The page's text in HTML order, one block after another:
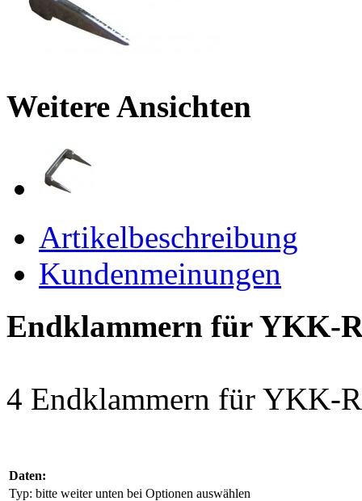
Weitere Ansichten
Artikelbeschreibung
Kundenmeinungen
Endklammern für YKK-
4 Endklammern für YKK-
Daten:
Typ: bitte weiter unten bei Optionen auswählen